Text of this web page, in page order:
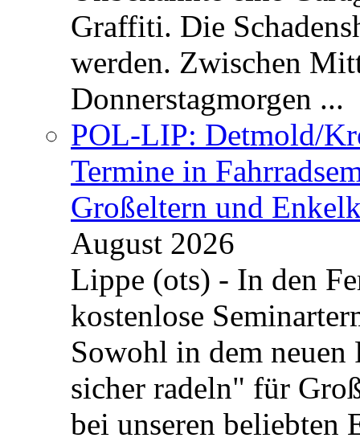
Graffiti. Die
werden. Zwischen
Donnerstagmorgen ...
POL-LIP: Detmold/
Termine in
Großeltern und
August 2026
Lippe (ots) - In den
kostenlose
Sowohl in dem neuen
sicher radeln" für
bei unseren beliebten